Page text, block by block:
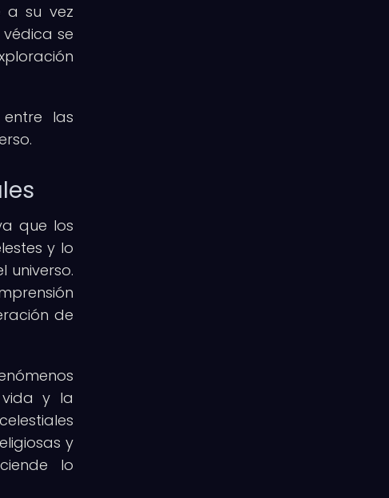
a su vez
se
las
que los
y lo
universo.
de
vida y la
y
lo